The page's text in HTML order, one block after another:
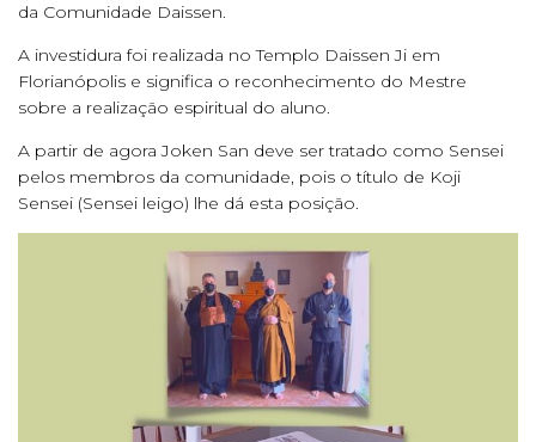
da Comunidade Daissen.
A investidura foi realizada no Templo Daissen Ji em
Florianópolis e significa o reconhecimento do Mestre
sobre a realização espiritual do aluno.
A partir de agora Joken San deve ser tratado como Sensei
pelos membros da comunidade, pois o título de Koji
Sensei (Sensei leigo) lhe dá esta posição.